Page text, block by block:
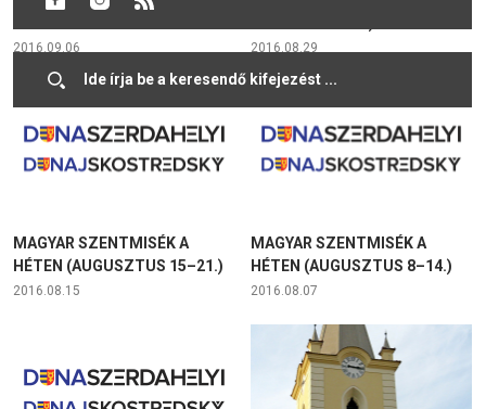
2016.09.06 2016.08.29
MAGYAR SZENTMISÉK A
HÉTEN (AUGUSZTUS 15–21.)
2016.08.15
MAGYAR SZENTMISÉK A
HÉTEN (AUGUSZTUS 8–14.)
2016.08.07